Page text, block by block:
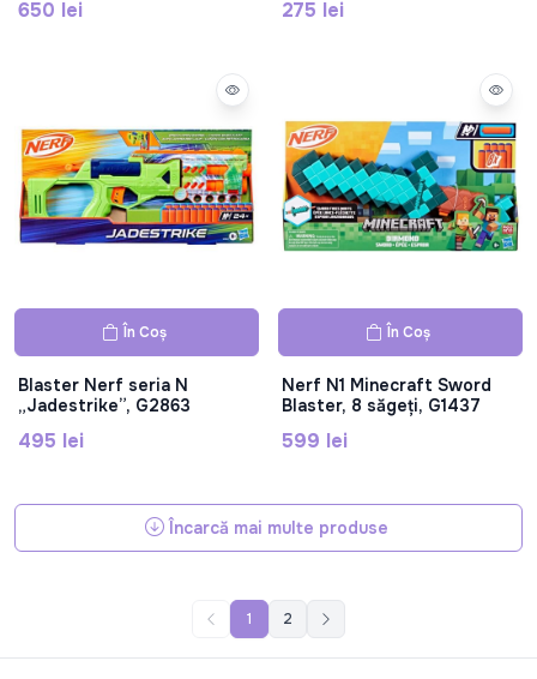
650 lei 275 lei
În Coș
Blaster Nerf seria N
„Jadestrike”, G2863
495 lei
În Coș
Nerf N1 Minecraft Sword
Blaster, 8 săgeți, G1437
599 lei
Încarcă mai multe produse
1 2